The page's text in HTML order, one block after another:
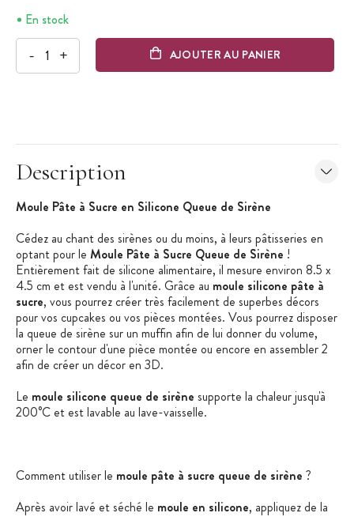
En stock
- + AJOUTER AU PANIER
Description
Moule Pâte à Sucre en Silicone Queue de Sirène
Cédez au chant des sirènes ou du moins, à leurs pâtisseries en
optant pour le Moule Pâte à Sucre Queue de Sirène !
Entièrement fait de silicone alimentaire, il mesure environ 8.5 x
4.5 cm et est vendu à l'unité. Grâce au moule silicone pâte à
sucre, vous pourrez créer très facilement de superbes décors
pour vos cupcakes ou vos pièces montées. Vous pourrez disposer
la queue de sirène sur un muffin afin de lui donner du volume,
orner le contour d'une pièce montée ou encore en assembler 2
afin de créer un décor en 3D.
Le moule silicone queue de sirène supporte la chaleur jusqu'à
200°C et est lavable au lave-vaisselle.
Comment utiliser le moule pâte à sucre queue de sirène ?
Après avoir lavé et séché le moule en silicone, appliquez de la